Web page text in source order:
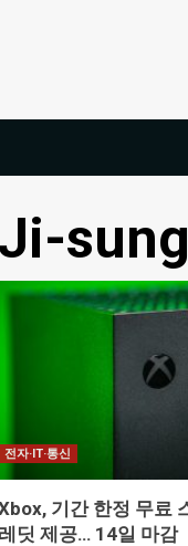
전자·IT·통신
기간 한정 무료
레딧 제공… 14일 마감